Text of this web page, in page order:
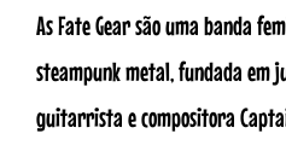
As Fate Gear são uma banda
steampunk metal, fundada em
guitarrista e compositora